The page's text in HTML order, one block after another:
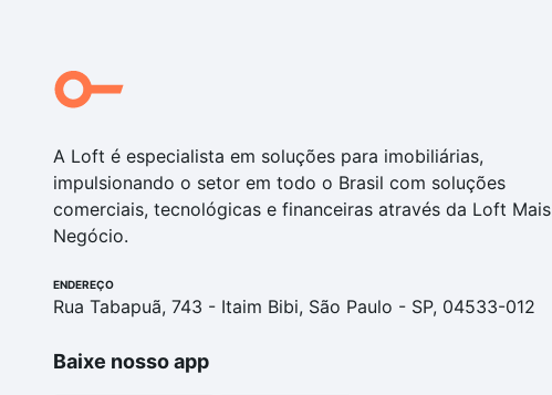
A Loft é especialista em soluções para imobiliárias,
impulsionando o setor em todo o Brasil com soluções
comerciais, tecnológicas e financeiras através da Loft Mais
Negócio.
ENDEREÇO
Rua Tabapuã, 743 - Itaim Bibi, São Paulo - SP, 04533-012
Baixe nosso app